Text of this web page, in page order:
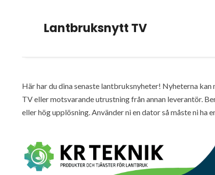
Lantbruksnytt TV
Här har du dina senaste lantbruksnyheter! Nyheterna
TV eller motsvarande utrustning från annan leverantör.
eller hög upplösning. Använder ni en dator så måste ni ha